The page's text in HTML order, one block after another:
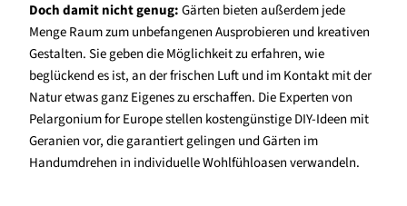
Doch damit nicht genug:Gärten bieten außerdem jede
Menge Raum zum unbefangenen Ausprobieren und kreativen
Gestalten. Sie geben die Möglichkeit zu erfahren, wie
beglückend es ist, an der frischen Luft und im Kontakt mit der
Natur etwas ganz Eigenes zu erschaffen. Die Experten von
Pelargonium for Europe stellen kostengünstige DIY-Ideen mit
Geranien vor, die garantiert gelingen und Gärten im
Handumdrehen in individuelle Wohlfühloasen verwandeln.